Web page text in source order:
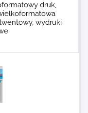
druk,
wydruki